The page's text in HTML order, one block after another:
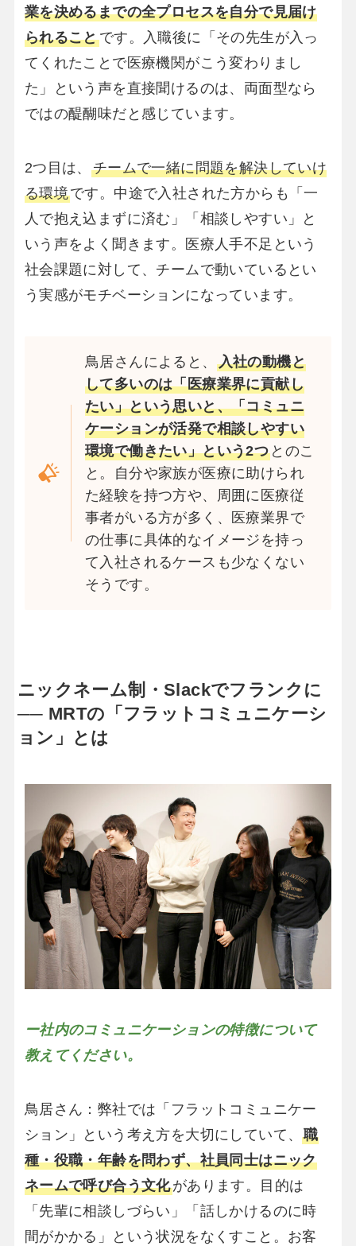
業を決めるまでの全プロセスを自分で見届け
られることです。入職後に「その先生が入っ
てくれたことで医療機関がこう変わりまし
た」という声を直接聞けるのは、両面型なら
ではの醍醐味だと感じています。
2つ目は、 チームで一緒に問題を解決していけ
る環境です。中途で入社された方からも「一
人で抱え込まずに済む」「相談しやすい」と
いう声をよく聞きます。医療人手不足という
社会課題に対して、チームで動いているとい
う実感がモチベーションになっています。
鳥居さんによると、 入社の動機と
して多いのは「医療業界に貢献し
たい」という思いと、「コミュニ
ケーションが活発で相談しやすい
環境で働きたい」という2つ とのこ
と。自分や家族が医療に助けられ
た経験を持つ方や、周囲に医療従
事者がいる方が多く、医療業界で
の仕事に具体的なイメージを持っ
て入社されるケースも少なくない
そうです。
ニックネーム制・Slackでフランクに
── MRTの「フラットコミュニケーシ
ョン」とは
ー社内のコミュニケーションの特徴について
教えてください。
鳥居さん：弊社では「フラットコミュニケー
ション」という考え方を大切にしていて、職
種・役職・年齢を問わず、社員同士はニック
ネームで呼び合う文化があります。目的は
「先輩に相談しづらい」「話しかけるのに時
間がかかる」という状況をなくすこと。お客